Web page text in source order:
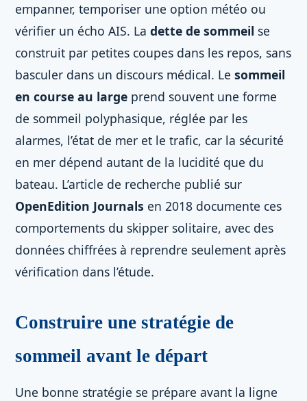
empanner, temporiser une option météo ou
vérifier un écho AIS. La dette de sommeil se
construit par petites coupes dans les repos, sans
basculer dans un discours médical. Le sommeil
en course au large prend souvent une forme
de sommeil polyphasique, réglée par les
alarmes, l’état de mer et le trafic, car la sécurité
en mer dépend autant de la lucidité que du
bateau. L’article de recherche publié sur
OpenEdition Journals en 2018 documente ces
comportements du skipper solitaire, avec des
données chiffrées à reprendre seulement après
vérification dans l’étude.
Construire une stratégie de
sommeil avant le départ
Une bonne stratégie se prépare avant la ligne